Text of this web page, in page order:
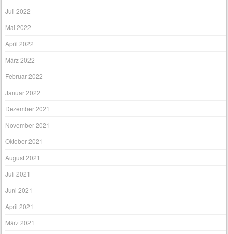
Juli 2022
Mai 2022
April 2022
März 2022
Februar 2022
Januar 2022
Dezember 2021
November 2021
Oktober 2021
August 2021
Juli 2021
Juni 2021
April 2021
März 2021